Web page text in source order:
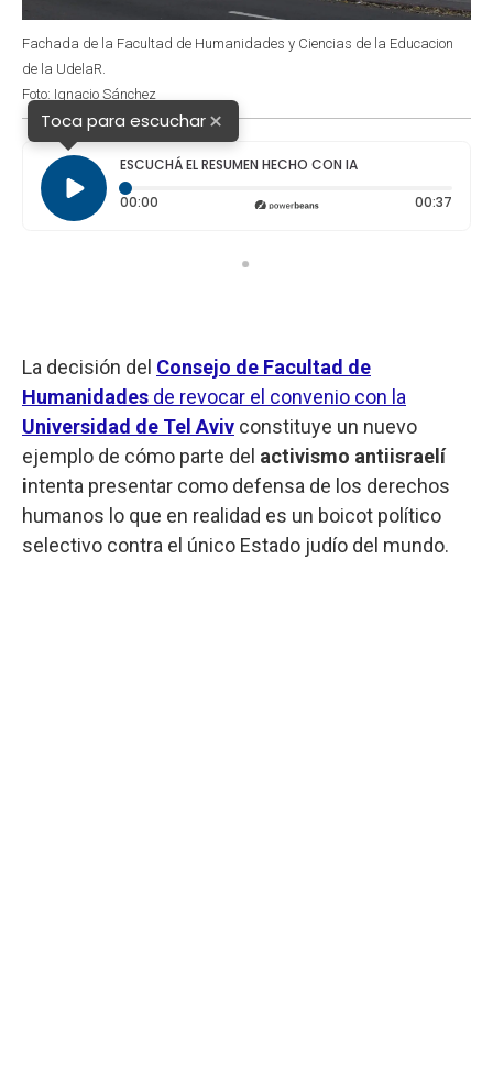
Fachada de la Facultad de Humanidades y Ciencias de la Educacion
de la UdelaR.
Foto: Ignacio Sánchez
Toca para escuchar×
ESCUCHÁ EL RESUMEN HECHO CON IA
00:00 Tiempo transcurrido: 0 segundos 00:37
La decisión del Consejo de Facultad de
Humanidades de revocar el convenio con la
Universidad de Tel Aviv constituye un nuevo
ejemplo de cómo parte del activismo antiisraelí
intenta presentar como defensa de los derechos
humanos lo que en realidad es un boicot político
selectivo contra el único Estado judío del mundo.